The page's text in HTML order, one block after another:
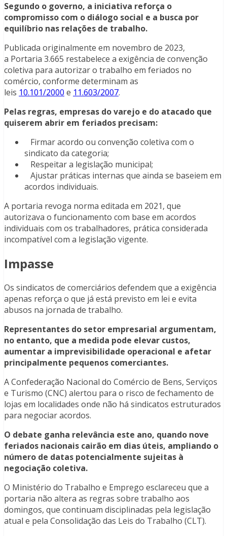
Segundo o governo, a iniciativa reforça o
compromisso com o diálogo social e a busca por
equilíbrio nas relações de trabalho.
Publicada originalmente em novembro de 2023,
a Portaria 3.665 restabelece a exigência de convenção
coletiva para autorizar o trabalho em feriados no
comércio, conforme determinam as
leis 10.101/2000 e 11.603/2007.
Pelas regras, empresas do varejo e do atacado que
quiserem abrir em feriados precisam:
Firmar acordo ou convenção coletiva com o
sindicato da categoria;
Respeitar a legislação municipal;
Ajustar práticas internas que ainda se baseiem em
acordos individuais.
A portaria revoga norma editada em 2021, que
autorizava o funcionamento com base em acordos
individuais com os trabalhadores, prática considerada
incompatível com a legislação vigente.
Impasse
Os sindicatos de comerciários defendem que a exigência
apenas reforça o que já está previsto em lei e evita
abusos na jornada de trabalho.
Representantes do setor empresarial argumentam,
no entanto, que a medida pode elevar custos,
aumentar a imprevisibilidade operacional e afetar
principalmente pequenos comerciantes.
A Confederação Nacional do Comércio de Bens, Serviços
e Turismo (CNC) alertou para o risco de fechamento de
lojas em localidades onde não há sindicatos estruturados
para negociar acordos.
O debate ganha relevância este ano, quando nove
feriados nacionais cairão em dias úteis, ampliando o
número de datas potencialmente sujeitas à
negociação coletiva.
O Ministério do Trabalho e Emprego esclareceu que a
portaria não altera as regras sobre trabalho aos
domingos, que continuam disciplinadas pela legislação
atual e pela Consolidação das Leis do Trabalho (CLT).